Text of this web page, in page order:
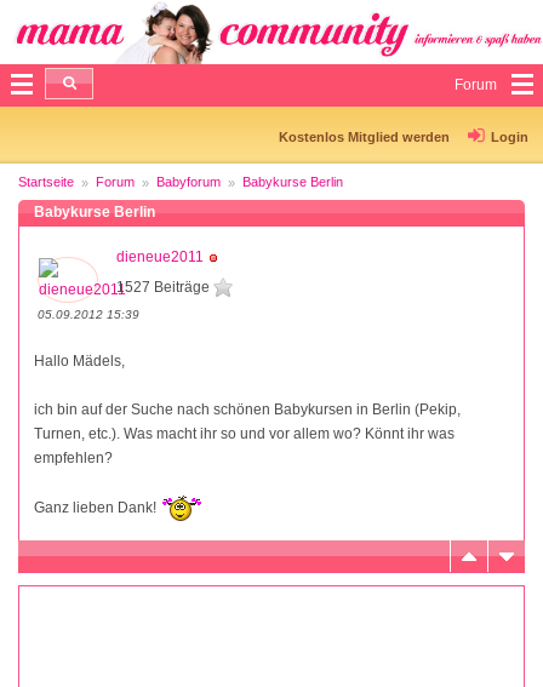
Forum
Kostenlos Mitglied werden Login
Startseite Forum Babyforum Babykurse Berlin
Babykurse Berlin
dieneue2011
1527 Beiträge
05.09.2012 15:39
Hallo Mädels,
ich bin auf der Suche nach schönen Babykursen in Berlin (Pekip,
Turnen, etc.). Was macht ihr so und vor allem wo? Könnt ihr was
empfehlen?
Ganz lieben Dank!